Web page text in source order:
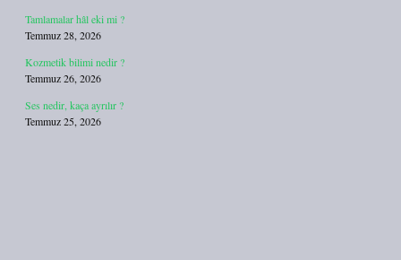
Tamlamalar hâl eki mi ?
Temmuz 28, 2026
Kozmetik bilimi nedir ?
Temmuz 26, 2026
Ses nedir, kaça ayrılır ?
Temmuz 25, 2026